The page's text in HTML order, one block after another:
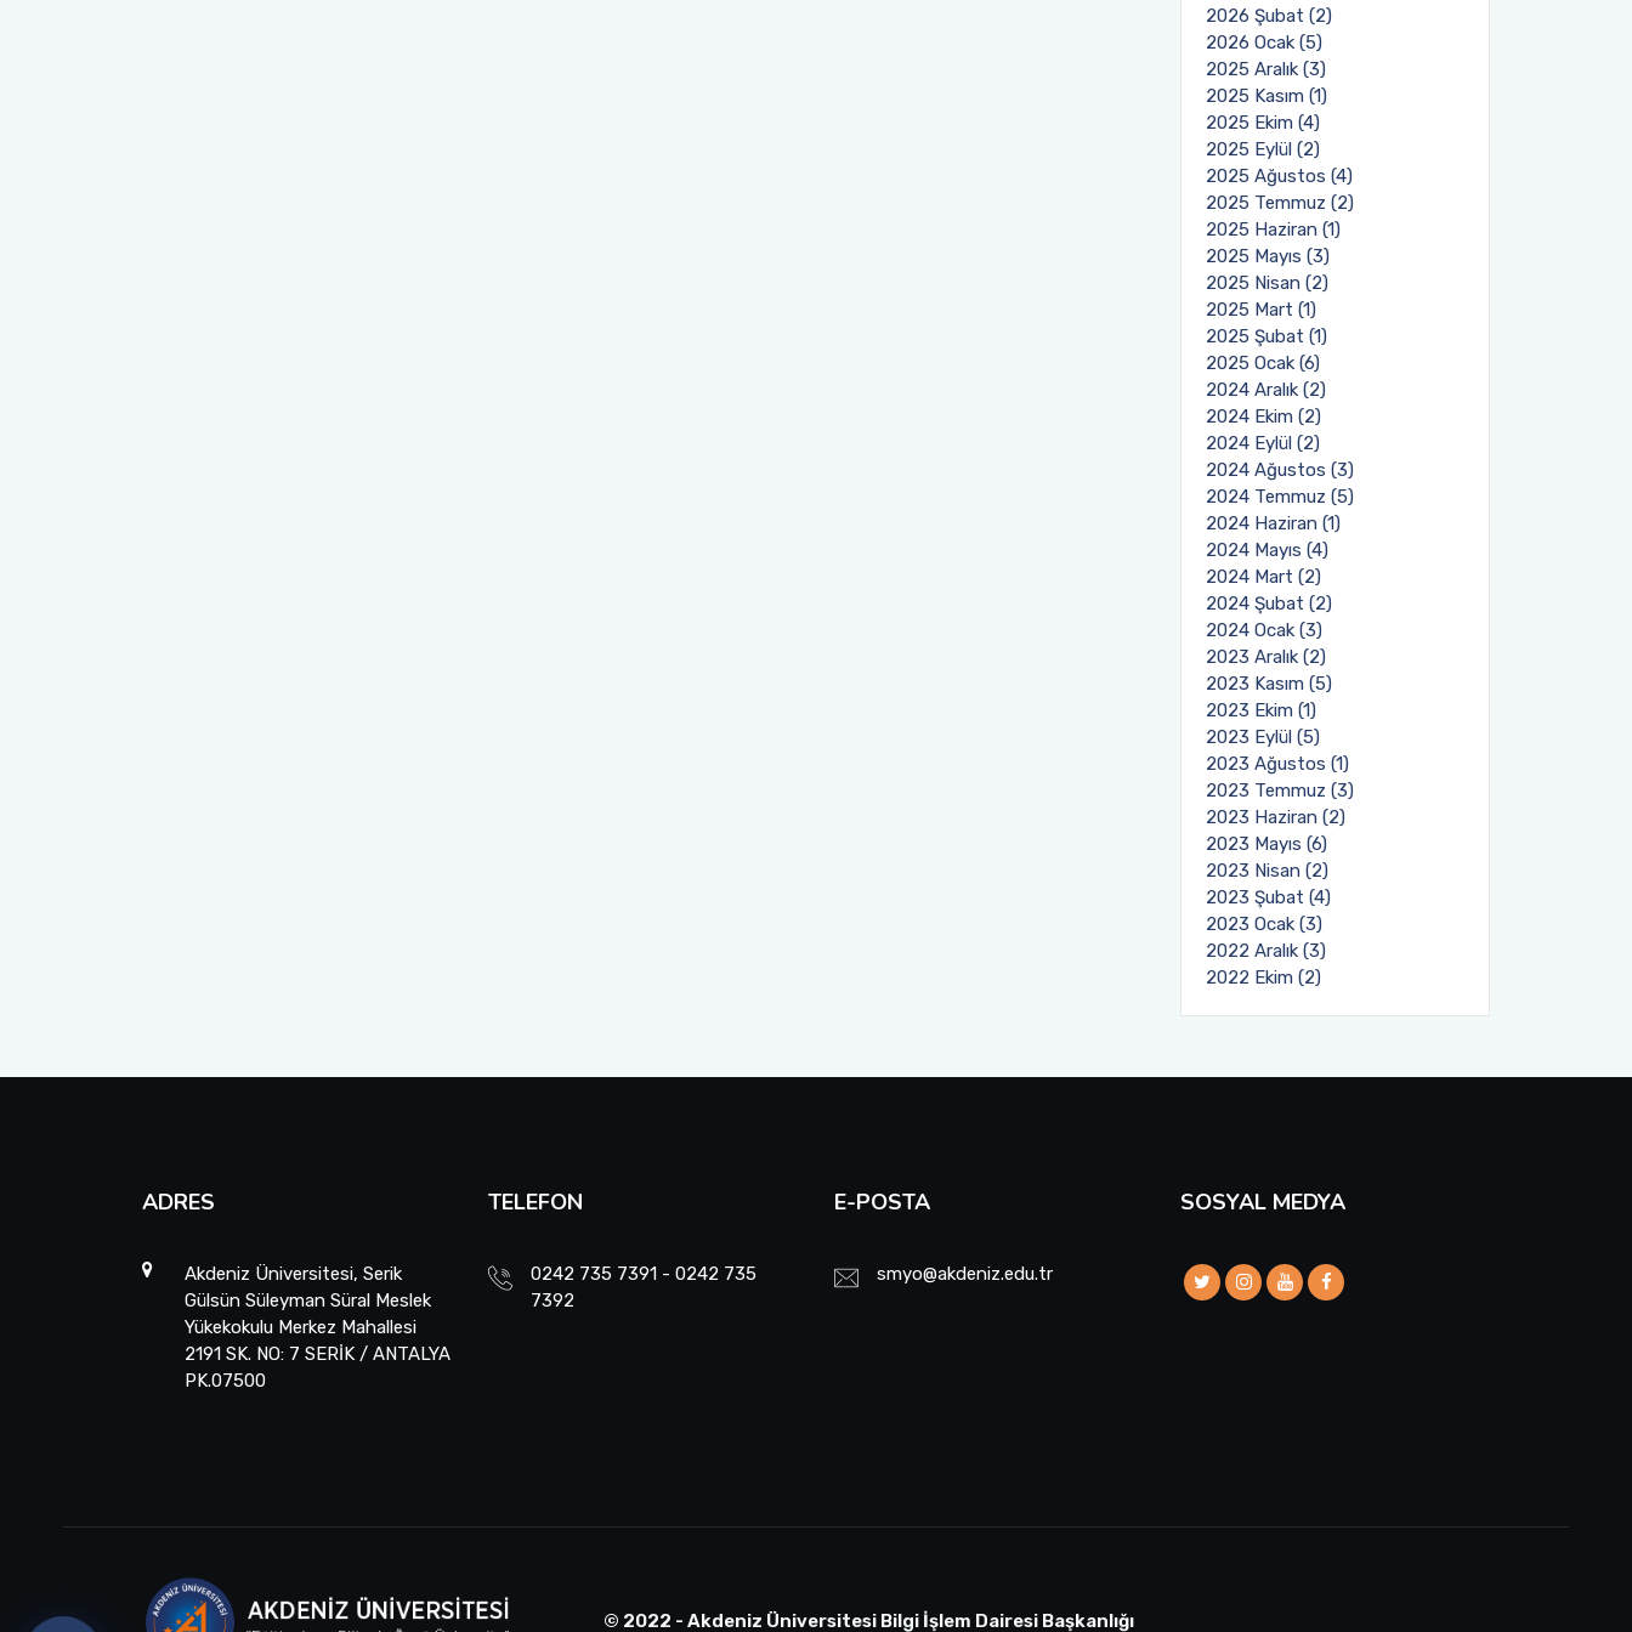
2026 Şubat (2)
2026 Ocak (5)
2025 Aralık (3)
2025 Kasım (1)
2025 Ekim (4)
2025 Eylül (2)
2025 Ağustos (4)
2025 Temmuz (2)
2025 Haziran (1)
2025 Mayıs (3)
2025 Nisan (2)
2025 Mart (1)
2025 Şubat (1)
2025 Ocak (6)
2024 Aralık (2)
2024 Ekim (2)
2024 Eylül (2)
2024 Ağustos (3)
2024 Temmuz (5)
2024 Haziran (1)
2024 Mayıs (4)
2024 Mart (2)
2024 Şubat (2)
2024 Ocak (3)
2023 Aralık (2)
2023 Kasım (5)
2023 Ekim (1)
2023 Eylül (5)
2023 Ağustos (1)
2023 Temmuz (3)
2023 Haziran (2)
2023 Mayıs (6)
2023 Nisan (2)
2023 Şubat (4)
2023 Ocak (3)
2022 Aralık (3)
2022 Ekim (2)
ADRES
Akdeniz Üniversitesi, Serik
Gülsün Süleyman Süral Meslek
Yükekokulu Merkez Mahallesi
2191 SK. NO: 7 SERİK / ANTALYA
PK.07500
TELEFON
0242 735 7391 - 0242 735
7392
E-POSTA
smyo@akdeniz.edu.tr
SOSYAL MEDYA
© 2022 - Akdeniz Üniversitesi Bilgi İşlem Dairesi Başkanlığı